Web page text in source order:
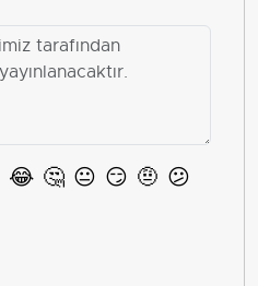
😂 🤔 😐 😏 🤨 😕